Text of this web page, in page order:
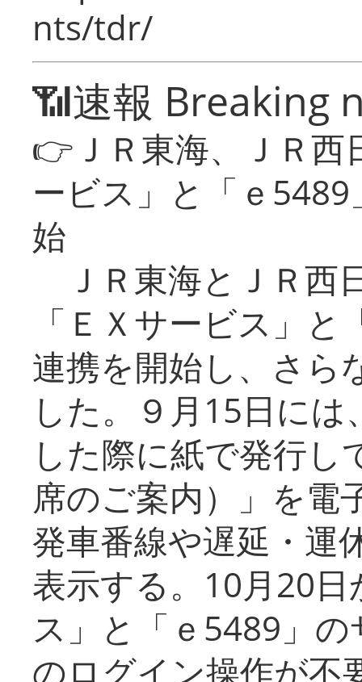
nts/tdr/
📶速報 Breaking
👉ＪＲ東海、ＪＲ
ービス」と「ｅ
始
ＪＲ東海とＪＲ西
「ＥＸサービス」
連携を開始し、さら
した。９月15日に
した際に紙で発行し
席のご案内）」を電
発車番線や遅延・運
表示する。10月20
ス」と「ｅ5489」
のログイン操作が不